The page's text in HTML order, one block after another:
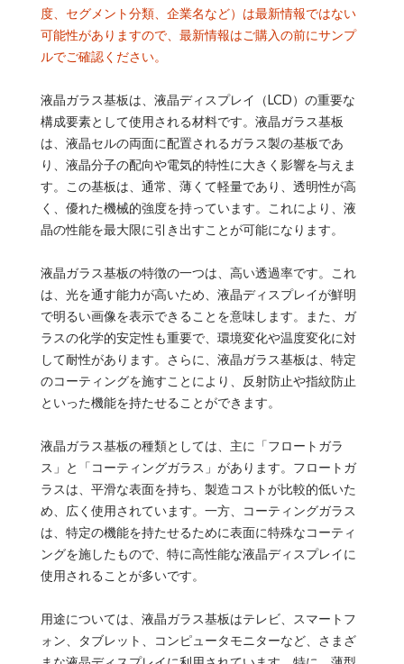
度、セグメント分類、企業名など）は最新情報ではない
可能性がありますので、最新情報はご購入の前にサンプ
ルでご確認ください。
液晶ガラス基板は、液晶ディスプレイ（LCD）の重要な
構成要素として使用される材料です。液晶ガラス基板
は、液晶セルの両面に配置されるガラス製の基板であ
り、液晶分子の配向や電気的特性に大きく影響を与えま
す。この基板は、通常、薄くて軽量であり、透明性が高
く、優れた機械的強度を持っています。これにより、液
晶の性能を最大限に引き出すことが可能になります。
液晶ガラス基板の特徴の一つは、高い透過率です。これ
は、光を通す能力が高いため、液晶ディスプレイが鮮明
で明るい画像を表示できることを意味します。また、ガ
ラスの化学的安定性も重要で、環境変化や温度変化に対
して耐性があります。さらに、液晶ガラス基板は、特定
のコーティングを施すことにより、反射防止や指紋防止
といった機能を持たせることができます。
液晶ガラス基板の種類としては、主に「フロートガラ
ス」と「コーティングガラス」があります。フロートガ
ラスは、平滑な表面を持ち、製造コストが比較的低いた
め、広く使用されています。一方、コーティングガラス
は、特定の機能を持たせるために表面に特殊なコーティ
ングを施したもので、特に高性能な液晶ディスプレイに
使用されることが多いです。
用途については、液晶ガラス基板はテレビ、スマートフ
ォン、タブレット、コンピュータモニターなど、さまざ